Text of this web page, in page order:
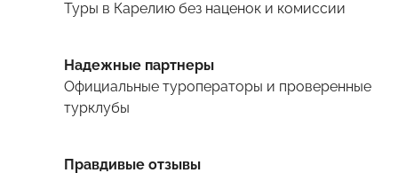
Туры в Карелию без наценок и комиссии
Надежные партнеры
Официальные туроператоры и проверенные
турклубы
Правдивые отзывы